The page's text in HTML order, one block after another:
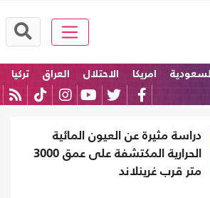
السعودية امريكا الاحتلال العراق تركيا
دراسة مثيرة عن العيون المائية
الحرارية المكتشفة على عمق 3000
متر قرب غرينلاند